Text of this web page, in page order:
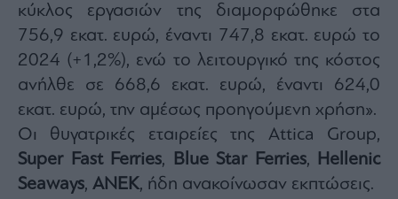
κύκλος εργασιών της διαμορφώθηκε στα
756,9 εκατ. ευρώ, έναντι 747,8 εκατ. ευρώ το
2024 (+1,2%), ενώ το λειτουργικό της κόστος
ανήλθε σε 668,6 εκατ. ευρώ, έναντι 624,0
εκατ. ευρώ, την αμέσως προηγούμενη χρήση».
Οι θυγατρικές εταιρείες της Attica Group,
Super Fast Ferries, Blue Star Ferries,
Hellenic
Seaways, ΑΝΕΚ, ήδη ανακοίνωσαν εκπτώσεις.